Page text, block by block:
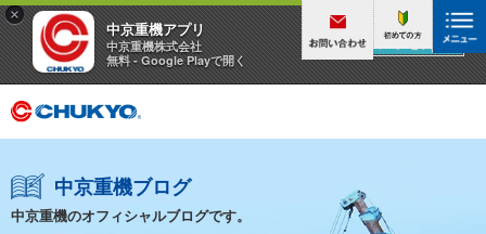
×
中京重機アプリ
中京重機株式会社
無料 - Google Playで開く
アプリを見る
中京重機ブログ
中京重機のオフィシャルブログです。